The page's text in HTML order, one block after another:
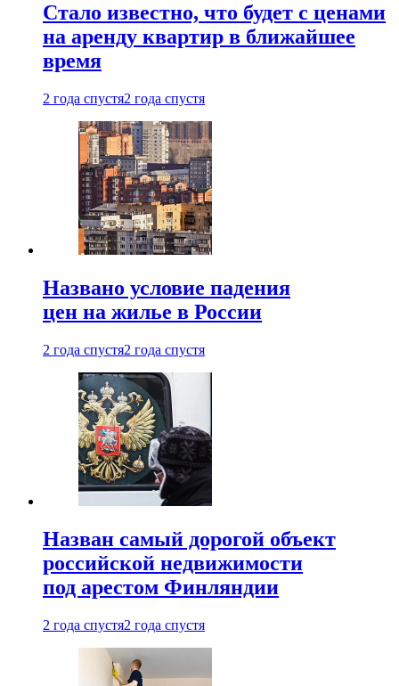
Стало известно, что будет с ценами
на аренду квартир в ближайшее
время
2 года спустя2 года спустя
Названо условие падения
цен на жилье в России
2 года спустя2 года спустя
Назван самый дорогой объект
российской недвижимости
под арестом Финляндии
2 года спустя2 года спустя